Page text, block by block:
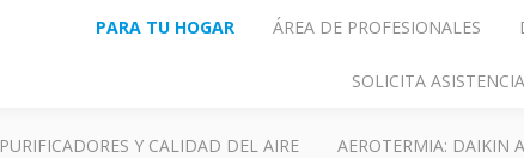
PARA TU HOGAR ÁREA DE PROFESIONALES
SOLICITA
PURIFICADORES Y CALIDAD DEL AIRE AEROTERMIA: DAIKIN